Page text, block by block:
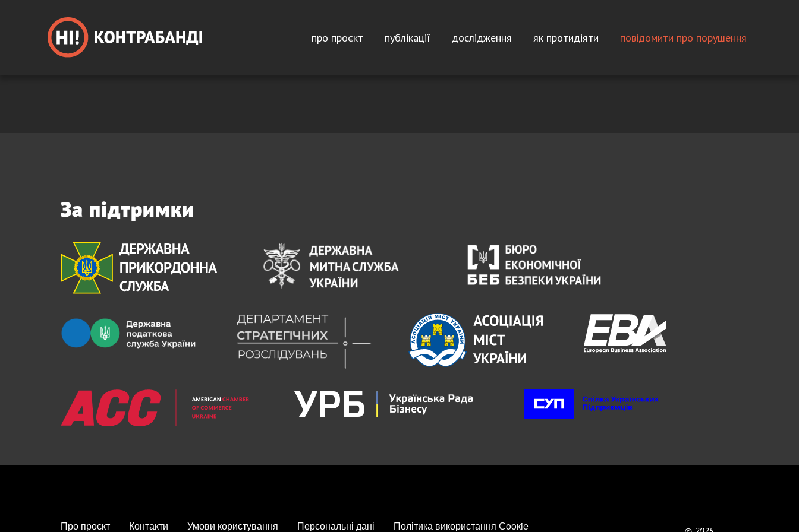
Main navigation
про проєкт публікації дослідження як протидіяти повідомити про порушення
За підтримки
Про проєкт Контакти Умови користування Персональні дані Політика використання Сooкie